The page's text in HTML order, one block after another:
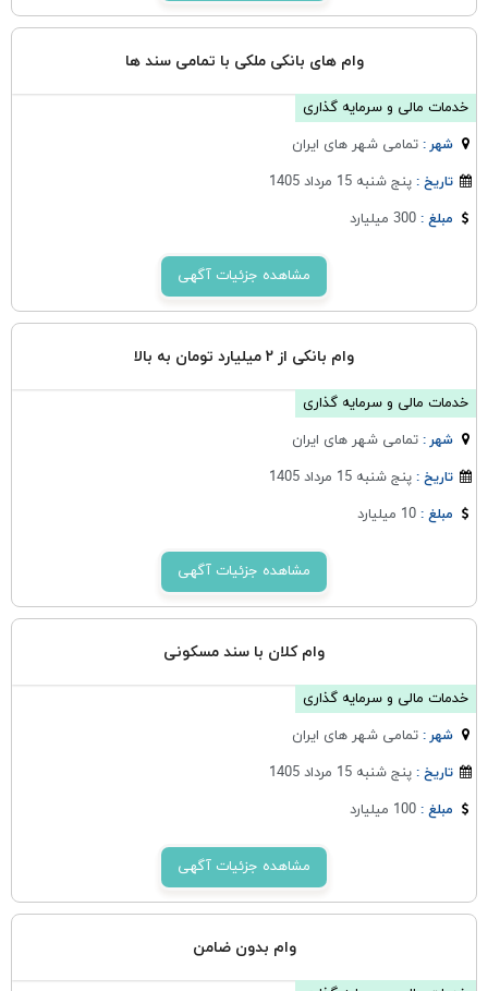
وام های بانکی ملکی با تمامی سند ها
خدمات مالی و سرمایه گذاری
شهر :تمامی شهر های ایران
تاریخ :پنج شنبه 15 مرداد 1405
مبلغ :300 میلیارد
مشاهده جزئیات آگهی
وام بانکی از ۲ میلیارد تومان به بالا
خدمات مالی و سرمایه گذاری
شهر :تمامی شهر های ایران
تاریخ :پنج شنبه 15 مرداد 1405
مبلغ :10 میلیارد
مشاهده جزئیات آگهی
وام کلان با سند مسکونی
خدمات مالی و سرمایه گذاری
شهر :تمامی شهر های ایران
تاریخ :پنج شنبه 15 مرداد 1405
مبلغ :100 میلیارد
مشاهده جزئیات آگهی
وام بدون ضامن